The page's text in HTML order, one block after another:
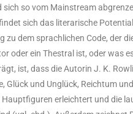
so vom Main­stream
sich das lite­ra­ri­sche
zu dem sprach­li­chen Code, der
oder ein Thes­tral ist, oder was
ist, dass die Autorin J. K.
Glück und Unglück, Reich­tum
erleich­tert und die